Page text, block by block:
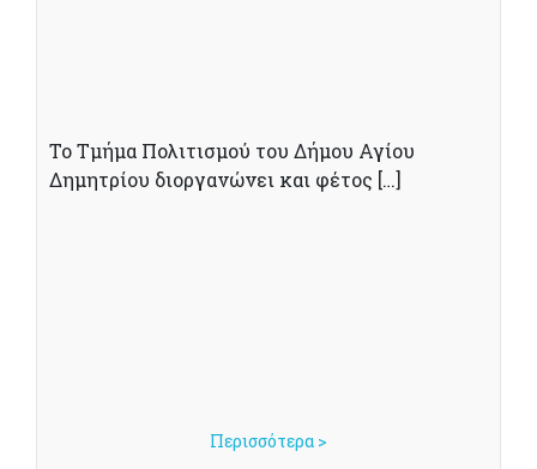
Το Τμήμα Πολιτισμού του Δήμου Αγίου
Δημητρίου διοργανώνει και φέτος […]
Περισσότερα >